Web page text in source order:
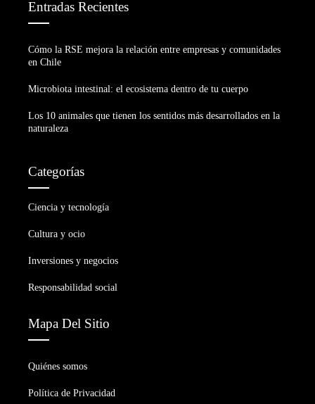
Entradas Recientes
Cómo la RSE mejora la relación entre empresas y comunidades
en Chile
Microbiota intestinal: el ecosistema dentro de tu cuerpo
Los 10 animales que tienen los sentidos más desarrollados en la
naturaleza
Categorías
Ciencia y tecnología
Cultura y ocio
Inversiones y negocios
Responsabilidad social
Mapa Del Sitio
Quiénes somos
Política de Privacidad